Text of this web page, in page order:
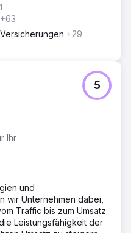
+63
+29
Ihr
5
und
wir Unternehmen dabei,
Traffic bis zum Umsatz
Leistungsfähigkeit der